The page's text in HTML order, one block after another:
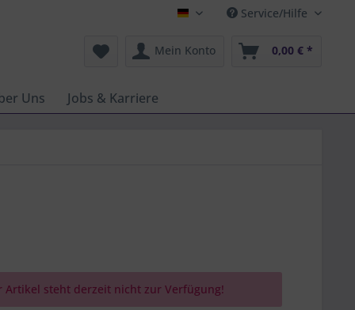
Deutsch Service/Hilfe
Mein Konto 0,00 € *
Uns Jobs & Karriere
Artikel steht derzeit nicht zur Verfügung!